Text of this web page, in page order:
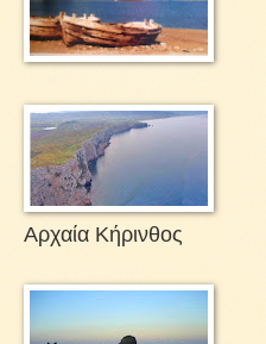
Αρχαία Κήρινθος